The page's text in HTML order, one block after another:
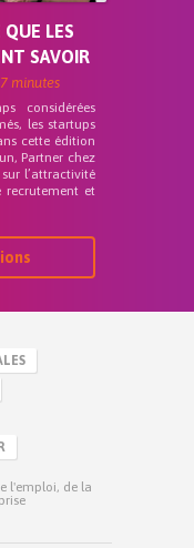
LES
SAVOIR
7 minutes
considérées
les startups
cette édition
Partner chez
l’attractivité
recrutement et
l'emploi, de la